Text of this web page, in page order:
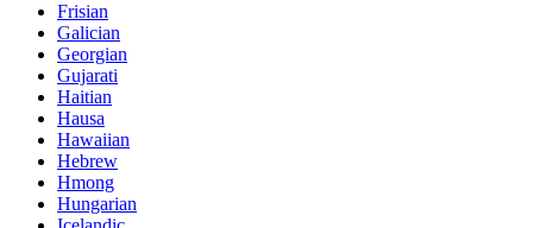
Frisian
Galician
Georgian
Gujarati
Haitian
Hausa
Hawaiian
Hebrew
Hmong
Hungarian